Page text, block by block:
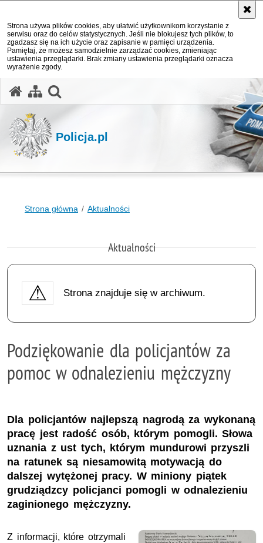
Strona używa plików cookies, aby ułatwić użytkownikom korzystanie z
serwisu oraz do celów statystycznych. Jeśli nie blokujesz tych plików, to
zgadzasz się na ich użycie oraz zapisanie w pamięci urządzenia.
Pamiętaj, że możesz samodzielnie zarządzać cookies, zmieniając
ustawienia przeglądarki. Brak zmiany ustawienia przeglądarki oznacza
wyrażenie zgody.
Policja.pl
Strona główna Aktualności
Aktualności
Strona znajduje się w archiwum.
Podziękowanie dla policjantów za
pomoc w odnalezieniu mężczyzny
Dla policjantów najlepszą nagrodą za wykonaną
pracę jest radość osób, którym pomogli. Słowa
uznania z ust tych, którym mundurowi przyszli
na ratunek są niesamowitą motywacją do
dalszej wytężonej pracy. W miniony piątek
grudziądzcy policjanci pomogli w odnalezieniu
zaginionego mężczyzny.
Z informacji, które otrzymali